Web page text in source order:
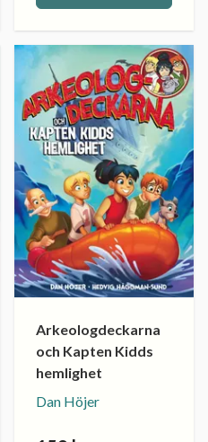
Arkeologdeckarna
och Kapten Kidds
hemlighet
Dan Höjer